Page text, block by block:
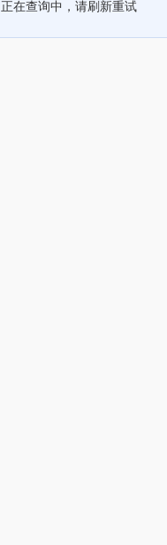
正在查询中，请刷新重试